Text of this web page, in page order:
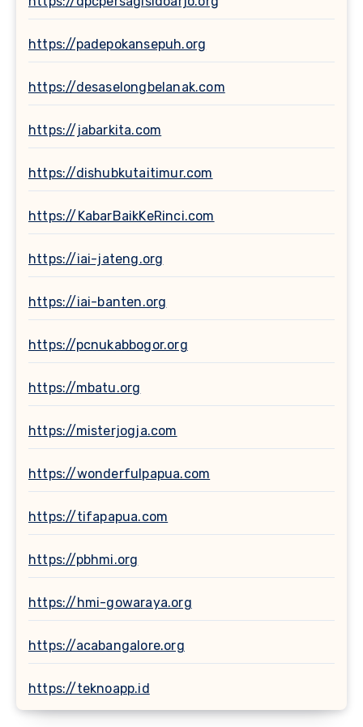
https://padepokansepuh.org
https://desaselongbelanak.com
https://jabarkita.com
https://dishubkutaitimur.com
https://KabarBaikKeRinci.com
https://iai-jateng.org
https://iai-banten.org
https://pcnukabbogor.org
https://mbatu.org
https://misterjogja.com
https://wonderfulpapua.com
https://tifapapua.com
https://pbhmi.org
https://hmi-gowaraya.org
https://acabangalore.org
https://teknoapp.id